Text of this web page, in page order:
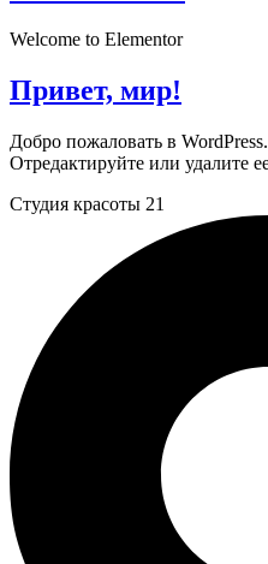
Welcome to Elementor
Привет, мир!
Добро пожаловать в
Отредактируйте или удалите
Студия красоты 21